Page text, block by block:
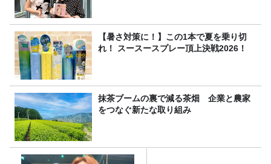
【暑さ対策に！】この1本で夏を乗り切
れ！ スースースプレー頂上決戦2026！
抹茶ブームの裏で減る茶畑 企業と農家
をつなぐ新たな取り組み